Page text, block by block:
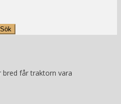
får traktorn vara